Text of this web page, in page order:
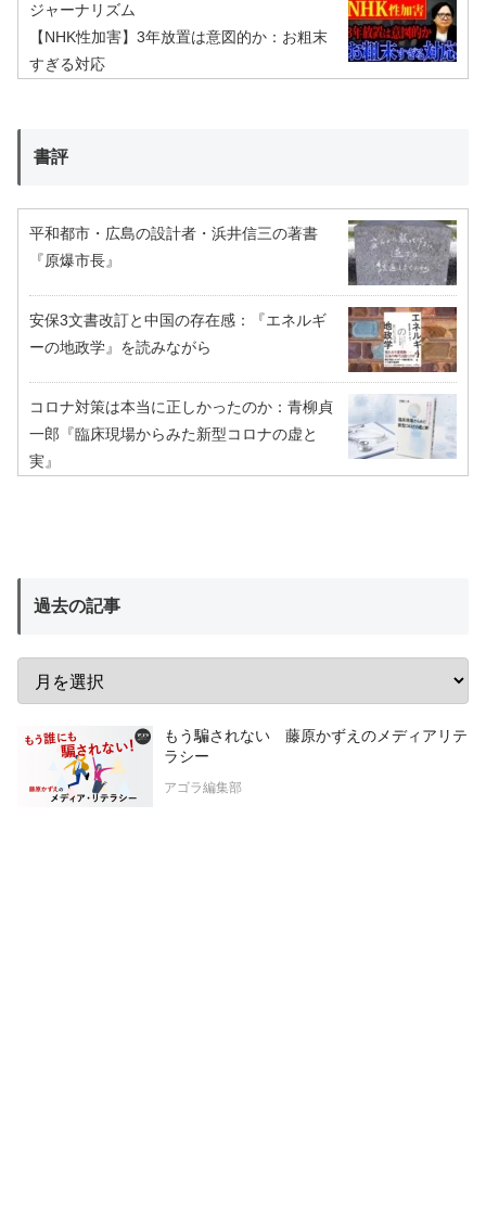
ジャーナリズム
【NHK性加害】3年放置は意図的か：お粗末
すぎる対応
書評
平和都市・広島の設計者・浜井信三の著書
『原爆市長』
安保3文書改訂と中国の存在感：『エネルギ
ーの地政学』を読みながら
コロナ対策は本当に正しかったのか：青柳貞
一郎『臨床現場からみた新型コロナの虚と
実』
過去の記事
もう騙されない 藤原かずえのメディアリテ
ラシー
アゴラ編集部